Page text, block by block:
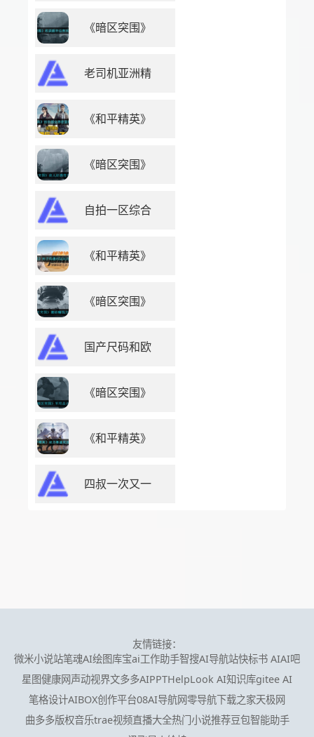
《暗区突围》
老司机亚洲精
《和平精英》
《暗区突围》
自拍一区综合
《和平精英》
《暗区突围》
国产尺码和欧
《暗区突围》
《和平精英》
四叔一次又一
友情链接：
微米小说站笔魂AI绘图库宝ai工作助手智搜AI导航站快标书 AIAI吧
星图健康网声动视界文多多AIPPTHelpLook AI知识库gitee AI
笔格设计AIBOX创作平台08AI导航网零导航下载之家天极网
曲多多版权音乐trae视频直播大全热门小说推荐豆包智能助手